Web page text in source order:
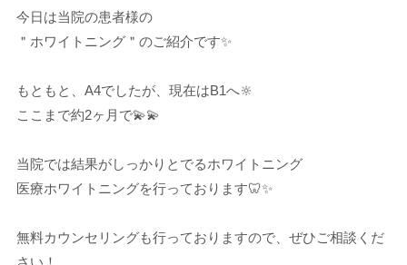
今日は当院の患者様の
＂ホワイトニング＂のご紹介です✨
もともと、A4でしたが、現在はB1へ🔆
ここまで約2ヶ月で💫💫
当院では結果がしっかりとでるホワイトニング
医療ホワイトニングを行っております🦷✨
無料カウンセリングも行っておりますので、ぜひご相談くだ